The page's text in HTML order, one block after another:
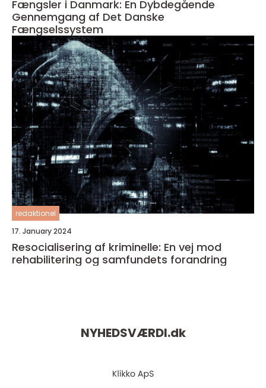
Fængsler i Danmark: En Dybdegående
Gennemgang af Det Danske
Fængselssystem
redaktionel
17. January 2024
Resocialisering af kriminelle: En vej mod
rehabilitering og samfundets forandring
NYHEDSVÆRDI.dk